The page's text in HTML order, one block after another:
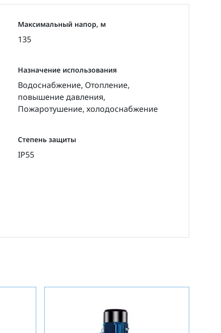
Максимальный напор, м
135
Назначение использования
Водоснабжение, Отопление,
повышение давления,
Пожаротушение, холодоснабжение
Степень защиты
IP55